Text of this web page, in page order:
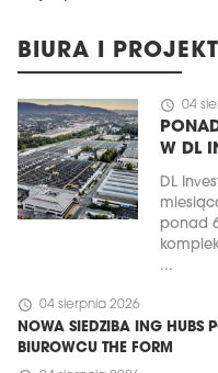
BIURA I
schedule 04
W DL
DL
ponad
...
schedule 04 sierpnia 2026
NOWA SIEDZIBA ING HUBS
BIUROWCU THE FORM